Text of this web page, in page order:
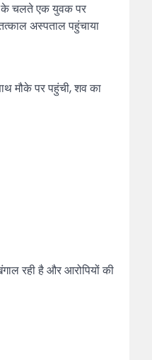
के चलते एक युवक पर
अस्पताल पहुंचाया
मौके पर पहुंची, शव का
रही है और आरोपियों की